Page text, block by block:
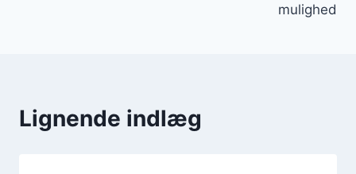
mulighed
Lignende indlæg